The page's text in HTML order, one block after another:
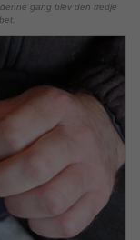
gang blev den tredje